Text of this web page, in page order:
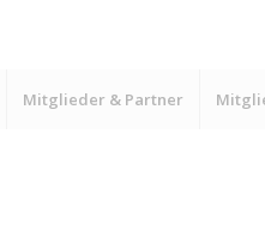
Mitglieder & Partner